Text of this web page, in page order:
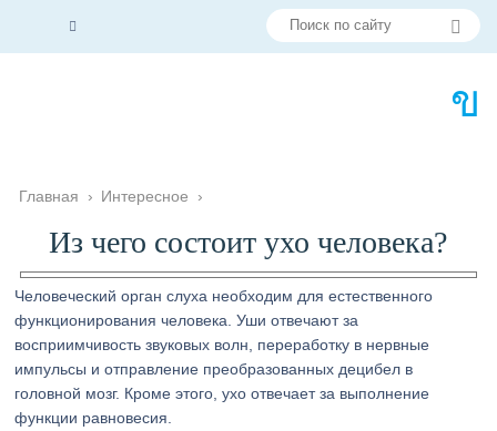
Главная › Интересное ›
Из чего состоит ухо человека?
Человеческий орган слуха необходим для естественного
функционирования человека. Уши отвечают за
восприимчивость звуковых волн, переработку в нервные
импульсы и отправление преобразованных децибел в
головной мозг. Кроме этого, ухо отвечает за выполнение
функции равновесия.